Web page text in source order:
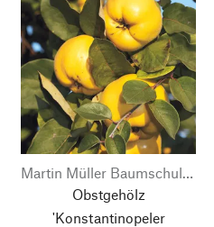
Martin Müller Baumschulen
Obstgehölz
'Konstantinopeler